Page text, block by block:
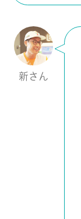
新さん